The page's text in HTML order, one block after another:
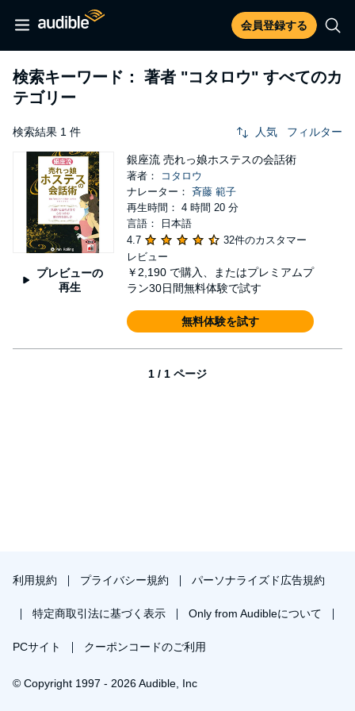
会員登録する
検索キーワード： 著者 "コタロウ" すべてのカ
テゴリー
検索結果 1 件 人気 フィルター
プレビューの
再生
銀座流 売れっ娘ホステスの会話術
著者：
コタロウ
ナレーター： 斉藤 範子
再生時間： 4 時間 20 分
言語： 日本語
4.7
32件のカスタマー
レビュー
￥2,190 で購入、またはプレミアムプ
ラン30日間無料体験で試す
無料体験を試す
1 / 1 ページ
利用規約 プライバシー規約 パーソナライズド広告規約
特定商取引法に基づく表示 Only from Audibleについて
PCサイト クーポンコードのご利用
© Copyright 1997 - 2026 Audible, Inc